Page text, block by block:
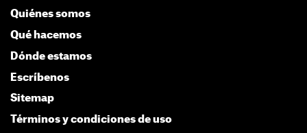
Quiénes somos
Qué hacemos
Dónde estamos
Escríbenos
Sitemap
Términos y condiciones de uso